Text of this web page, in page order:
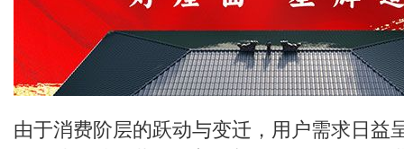
由于消费阶层的跃动与变迁，用户需求日益